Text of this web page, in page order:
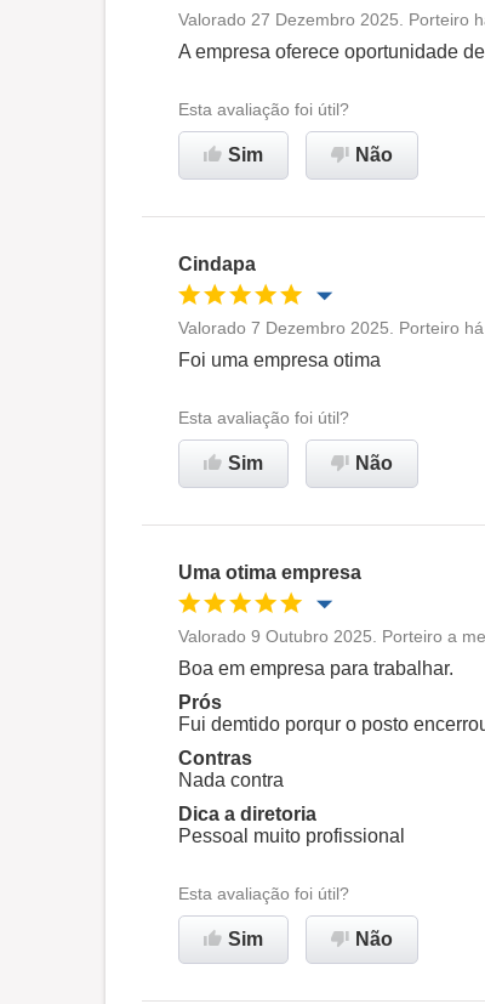
Oportunidade de promoção
Ambiente de trabalho
Recomenda esta empresa
Valorado 27 Dezembro 2025. Porteiro
A empresa oferece oportunidade
Esta avaliação foi útil?
Sim Não
Cindapa
Oportunidade de promoção
Ambiente de trabalho
Recomenda esta empresa
Valorado 7 Dezembro 2025. Porteiro
Foi uma empresa otima
Esta avaliação foi útil?
Sim Não
Uma otima empresa
Oportunidade de promoção
Ambiente de trabalho
Recomenda esta empresa
Valorado 9 Outubro 2025. Porteiro a
Boa em empresa para trabalhar.
Prós
Fui demtido porqur o posto
Contras
Nada contra
Dica a diretoria
Pessoal muito profissional
Esta avaliação foi útil?
Sim Não